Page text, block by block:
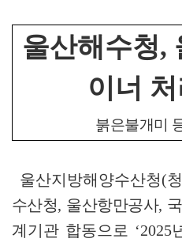
울산해수청,
이너
붉은불개미
울산지방해양수산청(
수산청, 울산항만공사,
계기관 합동으로 ‘2025